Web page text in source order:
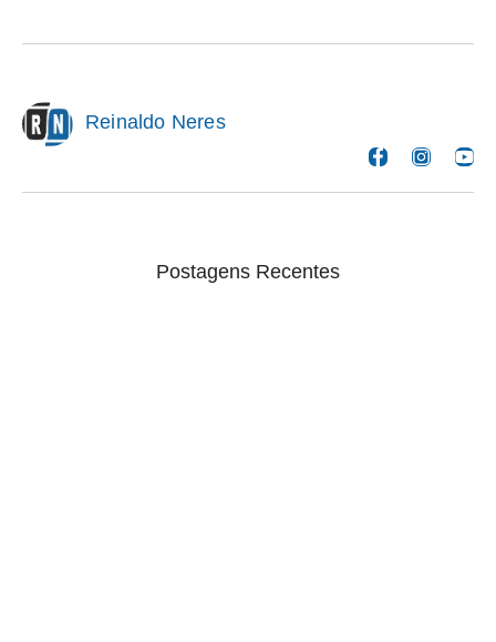
Reinaldo Neres
Postagens Recentes